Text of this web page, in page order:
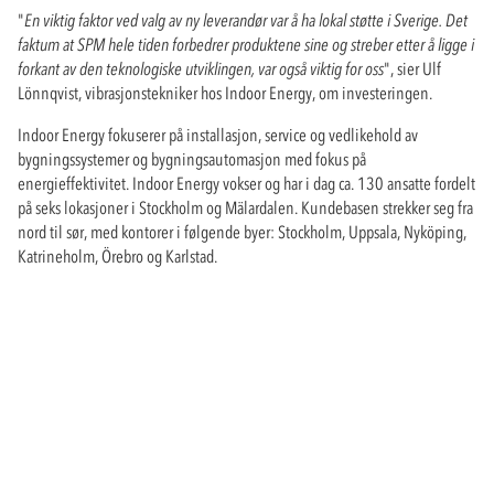
"En viktig faktor ved valg av ny leverandør var å ha lokal støtte i Sverige. Det
faktum at SPM hele tiden forbedrer produktene sine og streber etter å ligge i
forkant av den teknologiske utviklingen, var også viktig for oss", sier Ulf
Lönnqvist, vibrasjonstekniker hos Indoor Energy, om investeringen.
Indoor Energy fokuserer på installasjon, service og vedlikehold av
bygningssystemer og bygningsautomasjon med fokus på
energieffektivitet. Indoor Energy vokser og har i dag ca. 130 ansatte fordelt
på seks lokasjoner i Stockholm og Mälardalen. Kundebasen strekker seg fra
nord til sør, med kontorer i følgende byer: Stockholm, Uppsala, Nyköping,
Katrineholm, Örebro og Karlstad.